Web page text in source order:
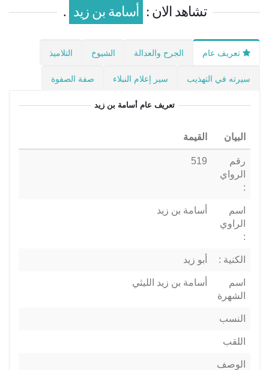
تشاهد الان : أسامة بن زيد .
تعريف عام الجرح والعدالة الشيوخ التلاميذ
سيرته في التهذيب سير إعلام النبلاء صفة الصفوة
تعريف عام أسامة بن زيد
البيان القيمة
رقم
الرواي
:
519
اسم
الراوي
:
أسامة بن زيد
الكنية : أبو زيد
اسم
الشهرة
أسامة بن زيد الليثي
النسب
اللقب
الوصف